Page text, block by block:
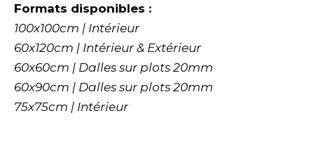
Formats disponibles :
100x100cm | Intérieur
60x120cm | Intérieur & Extérieur
60x60cm | Dalles sur plots 20mm
60x90cm | Dalles sur plots 20mm
75x75cm | Intérieur